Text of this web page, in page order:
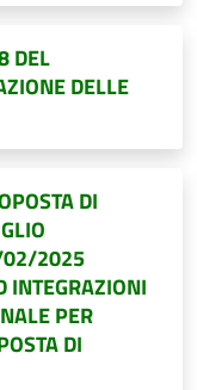
DEL
DELLE
DI
02/2025
INTEGRAZIONI
PER
DI